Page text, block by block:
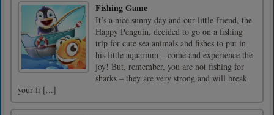
Fishing Game
It’s a nice sunny day and our little friend, the
Happy Penguin, decided to go on a fishing
trip for cute sea animals and fishes to put in
his little aquarium – come and experience the
joy! But, remember, you are not fishing for
sharks – they are very strong and will break
your fi [...]